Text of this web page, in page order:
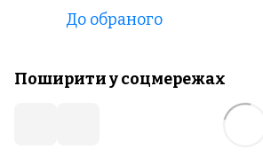
До обраного
Поширити у соцмережах